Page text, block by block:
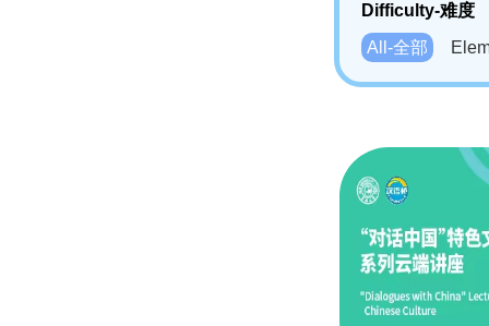
Difficulty-难度
All-全部